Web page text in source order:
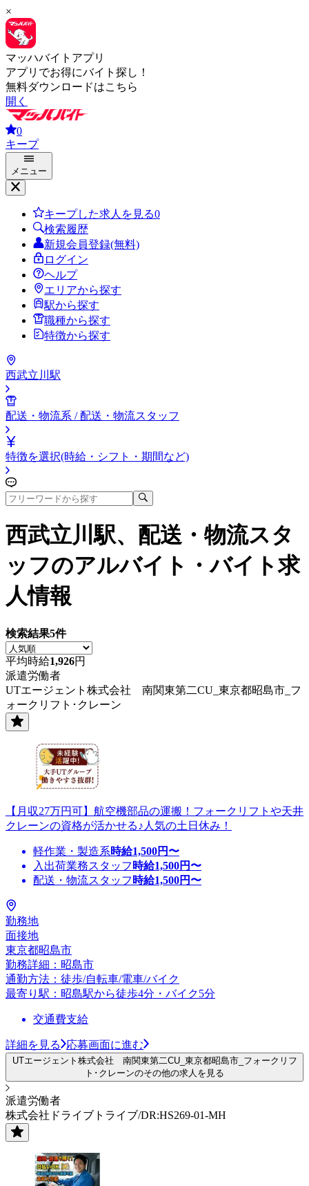
×
マッハバイトアプリ
アプリでお得にバイト探し！
無料ダウンロードはこちら
開く
0
キープ
メニュー
キープした求人を見る0
検索履歴
新規会員登録(無料)
ログイン
ヘルプ
エリアから探す
駅から探す
職種から探す
特徴から探す
西武立川駅
配送・物流系 / 配送・物流スタッフ
特徴を選択(時給・シフト・期間など)
西武立川駅、配送・物流スタ
ッフのアルバイト・バイト求
人情報
検索結果5件
平均時給1,926円
派遣労働者
UTエージェント株式会社 南関東第二CU_東京都昭島市_フ
ォークリフト･クレーン
【月収27万円可】航空機部品の運搬！フォークリフトや天井
クレーンの資格が活かせる♪人気の土日休み！
軽作業・製造系時給1,500円〜
入出荷業務スタッフ 時給1,500円〜
配送・物流スタッフ 時給1,500円〜
勤務地
面接地
東京都昭島市
勤務詳細：昭島市
通勤方法：徒歩/自転車/電車/バイク
最寄り駅：昭島駅から徒歩4分・バイク5分
交通費支給
詳細を見る 応募画面に進む
UTエージェント株式会社 南関東第二CU_東京都昭島市_フォークリフ
ト･クレーンのその他の求人を見る
派遣労働者
株式会社ドライブトライブ/DR:HS269-01-MH